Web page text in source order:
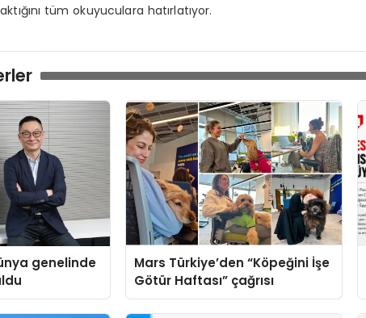
tüm okuyuculara hatırlatıyor.
genelinde
Mars Türkiye’den “Köpeğini İşe
Götür Haftası” çağrısı